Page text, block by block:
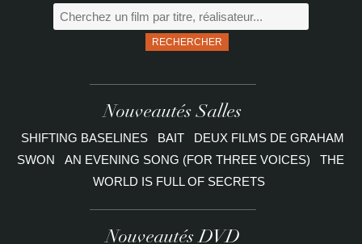
RECHERCHER
Nouveautés Salles
SHIFTING BASELINES BAIT
DEUX FILMS DE GRAHAM
SWON
AN EVENING SONG (FOR THREE VOICES)
THE
WORLD IS FULL OF SECRETS
Nouveautés DVD